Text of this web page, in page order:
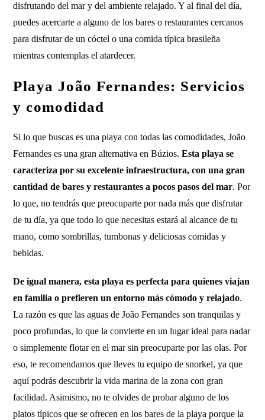
disfrutando del mar y del ambiente relajado. Y al final del día,
puedes acercarte a alguno de los bares o restaurantes cercanos
para disfrutar de un cóctel o una comida típica brasileña
mientras contemplas el atardecer.
Playa João Fernandes: Servicios
y comodidad
Si lo que buscas es una playa con todas las comodidades, João
Fernandes es una gran alternativa en Búzios.Esta playa se
caracteriza por su excelente infraestructura, con una gran
cantidad de bares y restaurantes a pocos pasos del mar. Por
lo que, no tendrás que preocuparte por nada más que disfrutar
de tu día, ya que todo lo que necesitas estará al alcance de tu
mano, como sombrillas, tumbonas y deliciosas comidas y
bebidas.
De igual manera, esta playa es perfecta para quienes viajan
en familia o prefieren un entorno más cómodo y relajado.
La razón es que las aguas de João Fernandes son tranquilas y
poco profundas, lo que la convierte en un lugar ideal para nadar
o simplemente flotar en el mar sin preocuparte por las olas. Por
eso, te recomendamos que lleves tu equipo de snorkel, ya que
aquí podrás descubrir la vida marina de la zona con gran
facilidad. Asimismo, no te olvides de probar alguno de los
platos típicos que se ofrecen en los bares de la playa porque la